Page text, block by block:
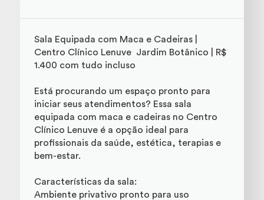
Sala Equipada com Maca e Cadeiras |
Centro Clínico Lenuve  Jardim Botânico | R$
1.400 com tudo incluso
Está procurando um espaço pronto para
iniciar seus atendimentos? Essa sala
equipada com maca e cadeiras no Centro
Clínico Lenuve é a opção ideal para
profissionais da saúde, estética, terapias e
bem-estar.
Características da sala:
Ambiente privativo pronto para uso